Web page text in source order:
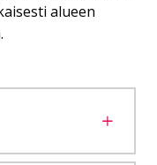
alueen